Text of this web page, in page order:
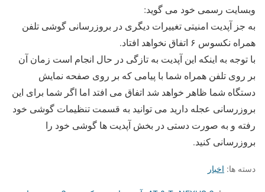
وبسایت رسمی خود می گوید:
به جز آپدیت امنیتی تغییرات دیگری در بروزرسانی گوشی تلفن
همراه نکسوس ۶ اتفاق نخواهد افتاد.
با توجه به اینکه این آپدیت به تازگی در حال انجام است زمان آن
بر روی تلفن همراه شما با پیامی که بر روی صفحه نمایش
دستگاه شما ظاهر خواهد شد اتفاق می افتد اما اگر شما برای این
بروزرسانی عجله دارید می توانید به قسمت تنظیمات گوشی خود
رفته و به صورت دستی در بخش آپدیت ها گوشی خود را
بروزرسانی کنید.
دسته ها: اخبار